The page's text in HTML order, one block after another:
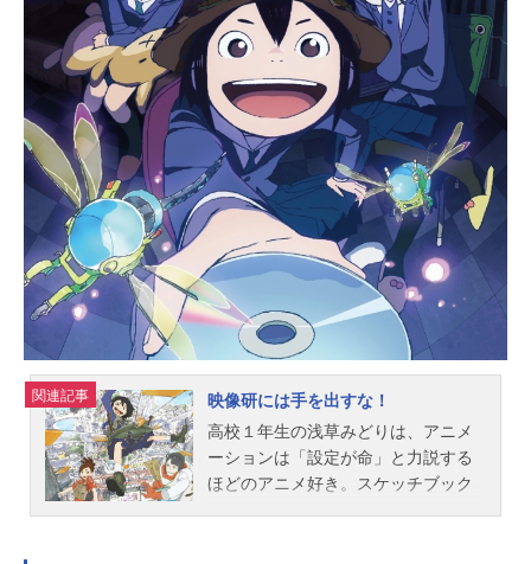
関連記事
映像研には手を出すな！
高校１年生の浅草みどりは、アニメ
ーションは「設定が命」と力説する
ほどのアニメ好き。スケッチブック